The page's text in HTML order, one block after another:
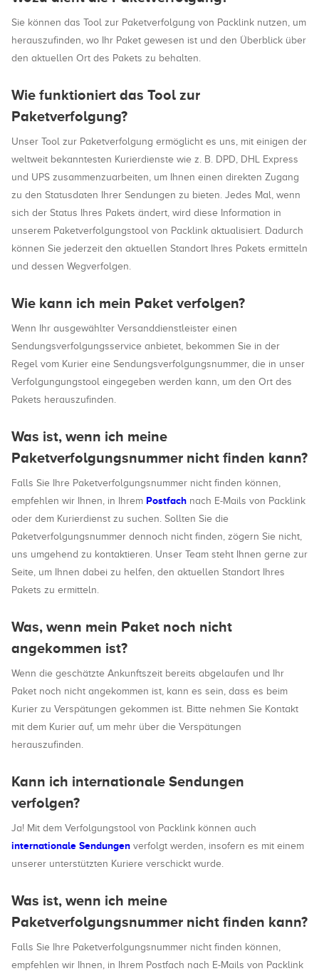
Sie können das Tool zur Paketverfolgung von Packlink nutzen, um
herauszufinden, wo Ihr Paket gewesen ist und den Überblick über
den aktuellen Ort des Pakets zu behalten.
Wie funktioniert das Tool zur
Paketverfolgung?
Unser Tool zur Paketverfolgung ermöglicht es uns, mit einigen der
weltweit bekanntesten Kurierdienste wie z. B. DPD, DHL Express
und UPS zusammenzuarbeiten, um Ihnen einen direkten Zugang
zu den Statusdaten Ihrer Sendungen zu bieten. Jedes Mal, wenn
sich der Status Ihres Pakets ändert, wird diese Information in
unserem Paketverfolgungstool von Packlink aktualisiert. Dadurch
können Sie jederzeit den aktuellen Standort Ihres Pakets ermitteln
und dessen Wegverfolgen.
Wie kann ich mein Paket verfolgen?
Wenn Ihr ausgewählter Versanddienstleister einen
Sendungsverfolgungsservice anbietet, bekommen Sie in der
Regel vom Kurier eine Sendungsverfolgungsnummer, die in unser
Verfolgungungstool eingegeben werden kann, um den Ort des
Pakets herauszufinden.
Was ist, wenn ich meine
Paketverfolgungsnummer nicht finden kann?
Falls Sie Ihre Paketverfolgungsnummer nicht finden können,
empfehlen wir Ihnen, in Ihrem Postfach nach E-Mails von Packlink
oder dem Kurierdienst zu suchen. Sollten Sie die
Paketverfolgungsnummer dennoch nicht finden, zögern Sie nicht,
uns umgehend zu kontaktieren. Unser Team steht Ihnen gerne zur
Seite, um Ihnen dabei zu helfen, den aktuellen Standort Ihres
Pakets zu ermitteln.
Was, wenn mein Paket noch nicht
angekommen ist?
Wenn die geschätzte Ankunftszeit bereits abgelaufen und Ihr
Paket noch nicht angekommen ist, kann es sein, dass es beim
Kurier zu Verspätungen gekommen ist. Bitte nehmen Sie Kontakt
mit dem Kurier auf, um mehr über die Verspätungen
herauszufinden.
Kann ich internationale Sendungen
verfolgen?
Ja! Mit dem Verfolgungstool von Packlink können auch
internationale Sendungen verfolgt werden, insofern es mit einem
unserer unterstützten Kuriere verschickt wurde.
Was ist, wenn ich meine
Paketverfolgungsnummer nicht finden kann?
Falls Sie Ihre Paketverfolgungsnummer nicht finden können,
empfehlen wir Ihnen, in Ihrem Postfach nach E-Mails von Packlink